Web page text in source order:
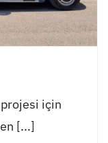
için
[...]